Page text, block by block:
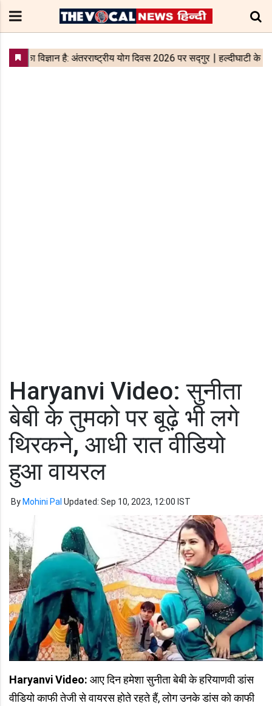
Haryanvi Video: सुनीता
बेबी के तुमको पर बूढ़े भी लगे
थिरकने, आधी रात वीडियो
हुआ वायरल
By Mohini Pal Updated: Sep 10, 2023, 12:00 IST
Haryanvi Video: आए दिन हमेशा सुनीता बेबी के हरियाणवी डांस
वीडियो काफी तेजी से वायरस होते रहते हैं, लोग उनके डांस को काफी